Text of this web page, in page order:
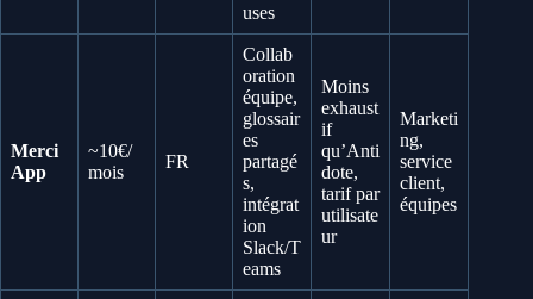
uses
Merci
App
~10€/
mois
FR
Collab
oration
équipe,
glossair
es
partagé
s,
intégrat
ion
Slack/T
eams
Moins
exhaust
if
qu’Anti
dote,
tarif par
utilisate
ur
Marketi
ng,
service
client,
équipes